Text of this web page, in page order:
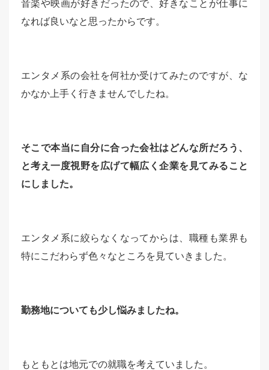
音楽や映画が好きだったので、好きなことが仕事に
なれば良いなと思ったからです。
エンタメ系の会社を何社か受けてみたのですが、な
かなか上手く行きませんでしたね。
そこで本当に自分に合った会社はどんな所だろう、
と考え一度視野を広げて幅広く企業を見てみること
にしました。
エンタメ系に絞らなくなってからは、職種も業界も
特にこだわらず色々なところを見ていきました。
勤務地についても少し悩みましたね。
もともとは地元での就職を考えていました。